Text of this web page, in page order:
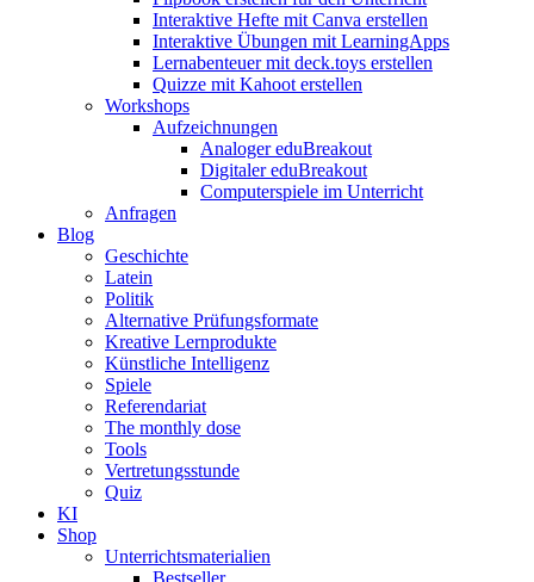
Interaktive Hefte mit Canva erstellen
Interaktive Übungen mit LearningApps
Lernabenteuer mit deck.toys erstellen
Quizze mit Kahoot erstellen
Workshops
Aufzeichnungen
Analoger eduBreakout
Digitaler eduBreakout
Computerspiele im Unterricht
Anfragen
Blog
Geschichte
Latein
Politik
Alternative Prüfungsformate
Kreative Lernprodukte
Künstliche Intelligenz
Spiele
Referendariat
The monthly dose
Tools
Vertretungsstunde
Quiz
KI
Shop
Unterrichtsmaterialien